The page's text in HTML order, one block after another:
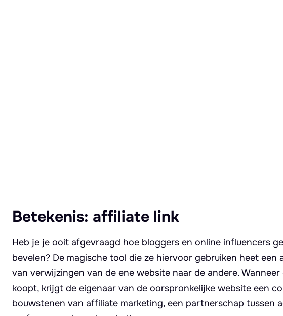
Betekenis: affiliate link
Heb je je ooit afgevraagd hoe bloggers en online influencers
bevelen? De magische tool die ze hiervoor gebruiken heet
van verwijzingen van de ene website naar de andere.
koopt, krijgt de eigenaar van de oorspronkelijke website een
bouwstenen van affiliate marketing, een partnerschap tussen